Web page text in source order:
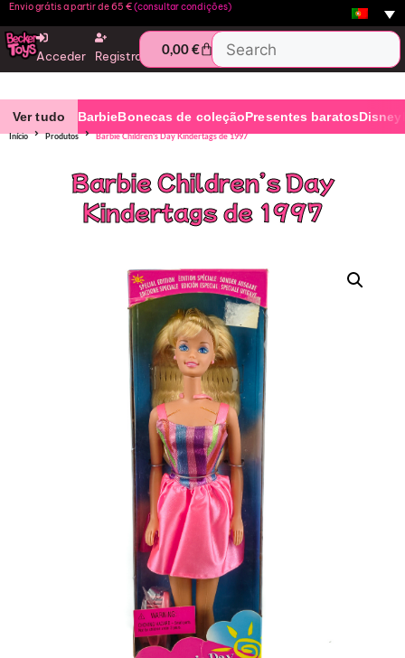
Envio grátis a partir de 65 €(consultar condições)
Acceder Registro 0,00€
Ver tudo BarbieBonecas de coleçãoPresentes baratosDisney
Início Produtos Barbie Children’s Day Kindertags de 1997
Barbie Children’s Day
Kindertags de 1997